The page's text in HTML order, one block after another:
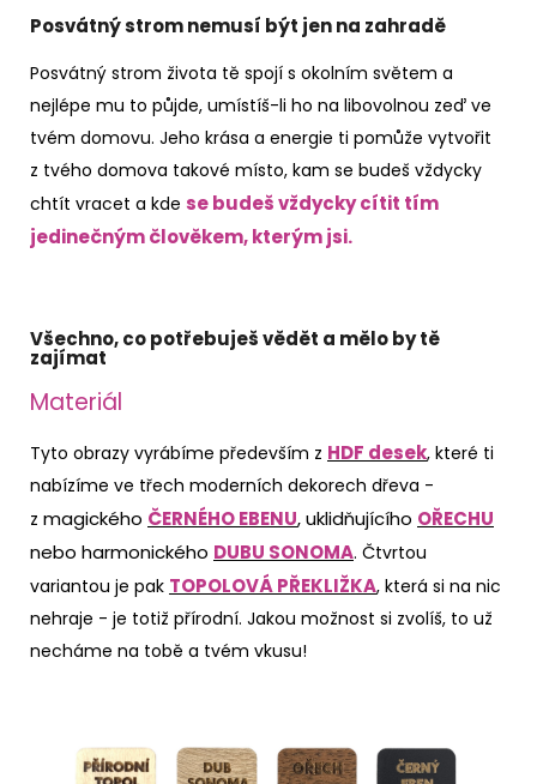
Posvátný strom nemusí být jen na zahradě
Posvátný strom života tě spojí s okolním světem a
nejlépe mu to půjde, umístíš-li ho na libovolnou zeď ve
tvém domovu. Jeho krása a energie ti pomůže vytvořit
z tvého domova takové místo, kam se budeš vždycky
chtít vracet a kde se budeš vždycky cítit tím
jedinečným člověkem, kterým jsi.
Všechno, co potřebuješ vědět a mělo by tě
zajímat
Materiál
Tyto obrazy vyrábíme především z HDF desek, které ti
nabízíme ve třech moderních dekorech dřeva -
z magického ČERNÉHO EBENU, uklidňujícího OŘECHU
nebo harmonického DUBU SONOMA. Čtvrtou
variantou je pak TOPOLOVÁ PŘEKLIŽKA, která si na nic
nehraje - je totiž přírodní. Jakou možnost si zvolíš, to už
necháme na tobě a tvém vkusu!
Kč